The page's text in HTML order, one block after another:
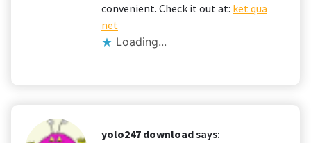
convenient. Check it out at: ket qua
net
Loading...
yolo247 downloadsays: